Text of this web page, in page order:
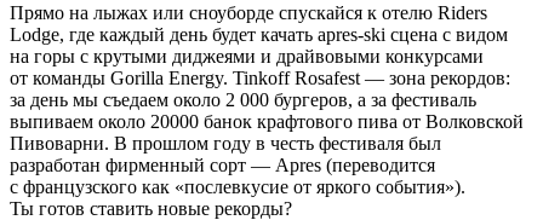
Прямо на лыжах или сноуборде спускайся к отелю Riders
Lodge, где каждый день будет качать apres-ski сцена с видом
на горы с крутыми диджеями и драйвовыми конкурсами
от команды Gorilla Energy. Tinkoff Rosafest — зона рекордов:
за день мы съедаем около 2 000 бургеров, а за фестиваль
выпиваем около 20000 банок крафтового пива от Волковской
Пивоварни. В прошлом году в честь фестиваля был
разработан фирменный сорт — Apres (переводится
с французского как «послевкусие от яркого события»).
Ты готов ставить новые рекорды?